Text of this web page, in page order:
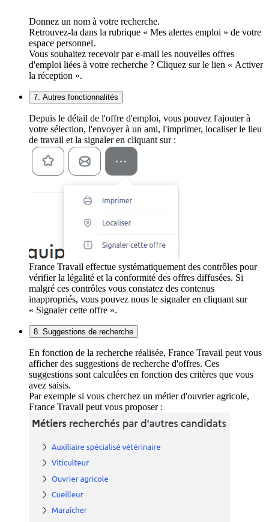
Donnez un nom à votre recherche.
Retrouvez-la dans la rubrique « Mes alertes emploi » de votre
espace personnel.
Vous souhaitez recevoir par e-mail les nouvelles offres
d'emploi liées à votre recherche ? Cliquez sur le lien « Activer
la réception ».
7. Autres fonctionnalités
Depuis le détail de l'offre d'emploi, vous pouvez l'ajouter à
votre sélection, l'envoyer à un ami, l'imprimer, localiser le lieu
de travail et la signaler en cliquant sur :
France Travail effectue systématiquement des contrôles pour
vérifier la légalité et la conformité des offres diffusées. Si
malgré ces contrôles vous constatez des contenus
inappropriés, vous pouvez nous le signaler en cliquant sur
« Signaler cette offre ».
8. Suggestions de recherche
En fonction de la recherche réalisée, France Travail peut vous
afficher des suggestions de recherche d'offres. Ces
suggestions sont calculées en fonction des critères que vous
avez saisis.
Par exemple si vous cherchez un métier d'ouvrier agricole,
France Travail peut vous proposer :